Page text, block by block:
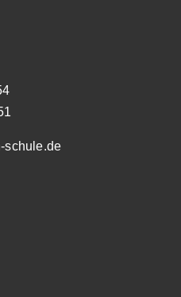
schule.de